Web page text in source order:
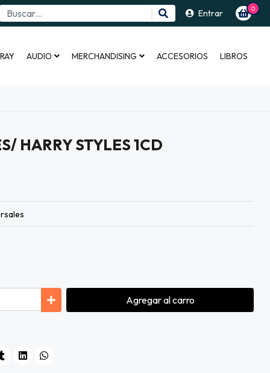
Entrar 0
AUDIO MERCHANDISING ACCESORIOS LIBROS
HARRY STYLES 1CD
Agregaral carro